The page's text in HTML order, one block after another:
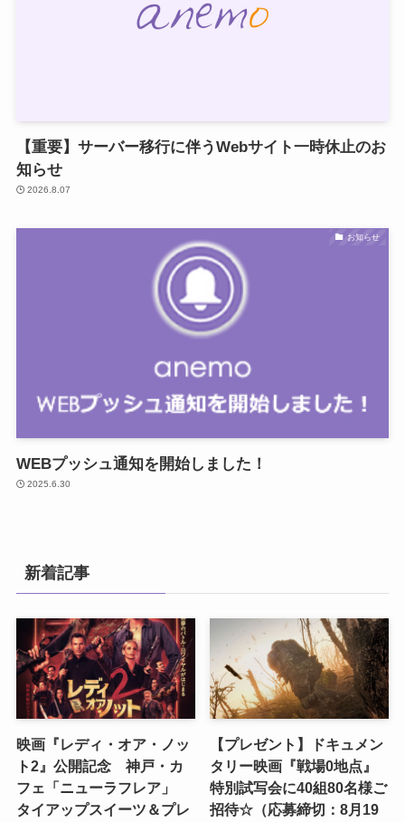
【重要】サーバー移行に伴うWebサイト一時休止のお
知らせ
2026.8.07
お知らせ
WEBプッシュ通知を開始しました！
2025.6.30
新着記事
映画『レディ・オア・ノッ
ト2』公開記念 神戸・カ
フェ「ニューラフレア」
タイアップスイーツ＆プレ
【プレゼント】ドキュメン
タリー映画『戦場0地点』
特別試写会に40組80名様ご
招待☆（応募締切：8月19